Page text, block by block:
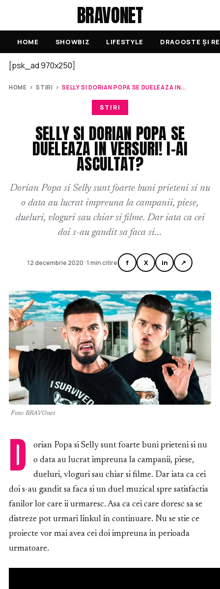
BRAVONET
HOME SHOWBIZ LIFESTYLE DRAGOSTE ȘI
[psk_ad 970x250]
HOME ›STIRI ›SELLY SI DORIAN POPA SE DUELEAZA IN...
STIRI
SELLY SI DORIAN POPA SE
DUELEAZA IN VERSURI! I-AI
ASCULTAT?
Dorian Popa si Selly sunt foarte buni prieteni si nu
o data au lucrat impreuna la campanii, piese,
dueluri, vloguri sau chiar si filme. Dar iata ca cei
doi s-au gandit sa faca si...
12 decembrie 2020 · 1 min citire f X in ↗
Foto: BRAVOnet
D
orian Popa si Selly sunt foarte buni prieteni si nu
o data au lucrat impreuna la campanii, piese,
dueluri, vloguri sau chiar si filme. Dar iata ca cei
doi s-au gandit sa faca si un duel muzical spre satisfactia
fanilor lor care ii urmaresc. Asa ca cei care doresc sa se
distreze pot urmari linkul in continuare. Nu se stie ce
proiecte vor mai avea cei doi impreuna in perioada
urmatoare.